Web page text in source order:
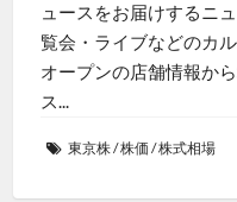
ュースをお届けするニ
覧会・ライブなどのカ
オープンの店舗情報か
ス...
東京株/株価 /株式相場